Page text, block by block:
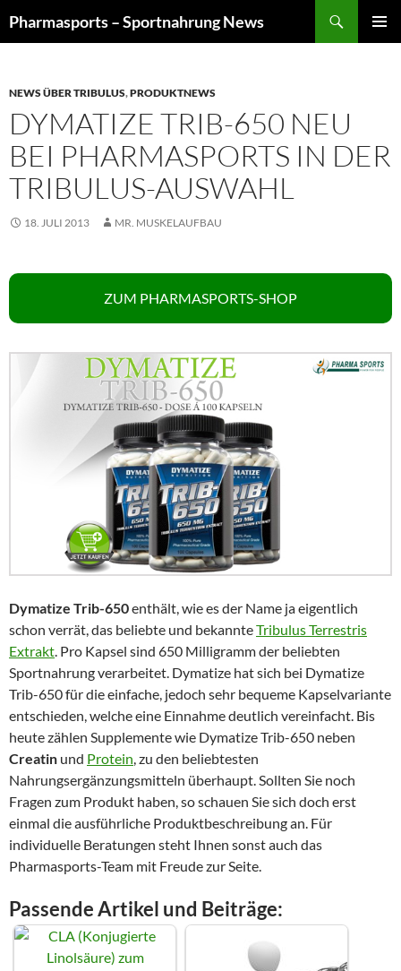
Inhalt
Pharmasports – Sportnahrung News
NEWS ÜBER TRIBULUS,PRODUKTNEWS
DYMATIZE TRIB-650 NEU
BEI PHARMASPORTS IN DER
TRIBULUS-AUSWAHL
18. JULI 2013 MR. MUSKELAUFBAU
ZUM PHARMASPORTS-SHOP
Dymatize Trib-650enthält, wie es der Name ja eigentlich
schon verrät, das beliebte und bekannteTribulus Terrestris
Extrakt . Pro Kapsel sind 650 Milligramm der beliebten
Sportnahrung verarbeitet. Dymatize hat sich bei Dymatize
Trib-650 für die einfache, jedoch sehr bequeme Kapselvariante
entschieden, welche eine Einnahme deutlich vereinfacht. Bis
heute zählen Supplemente wie Dymatize Trib-650 neben
Creatin und Protein , zu den beliebtesten
Nahrungsergänzungsmitteln überhaupt. Sollten Sie noch
Fragen zum Produkt haben, so schauen Sie sich doch erst
einmal die ausführliche Produktbeschreibung an. Für
individuelle Beratungen steht Ihnen sonst auch das
Pharmasports-Team mit Freude zur Seite.
Passende Artikel und Beiträge: